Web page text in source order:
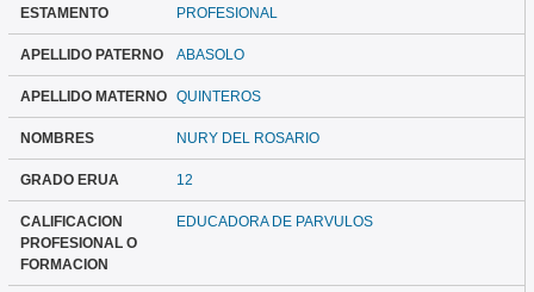
ESTAMENTO PROFESIONAL
APELLIDO PATERNO ABASOLO
APELLIDO MATERNO QUINTEROS
NOMBRES NURY DEL ROSARIO
GRADO ERUA 12
CALIFICACION
PROFESIONAL O
FORMACION
EDUCADORA DE PARVULOS